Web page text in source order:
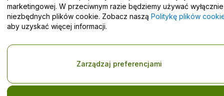
Polityki prywatnościoraz Polityki dotyczącej plików
Prośba o nieudostępnianie danych osobowych / Twoje wybory w
marketingowej. W przeciwnym razie będziemy używać wyłącznie
niezbędnych plików cookie. Zobacz naszą Politykę plików
aby uzyskać więcej informacji.
Zarządzaj preferencjami